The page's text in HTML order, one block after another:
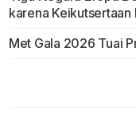
karena Keikutsertaan
Met Gala 2026 Tuai